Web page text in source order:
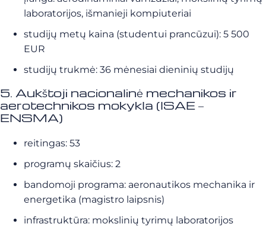
laboratorijos, išmanieji kompiuteriai
studijų metų kaina (studentui prancūzui): 5 500
EUR
studijų trukmė: 36 mėnesiai dieninių studijų
5. Aukštoji nacionalinė mechanikos ir
aerotechnikos mokykla (ISAE –
ENSMA)
reitingas: 53
programų skaičius: 2
bandomoji programa: aeronautikos mechanika ir
energetika (magistro laipsnis)
infrastruktūra: mokslinių tyrimų laboratorijos